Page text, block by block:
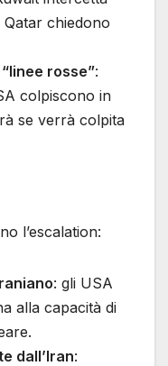
Qatar chiedono
rosse”:
colpiscono in
se verrà colpita
l’escalation:
: gli USA
alla capacità di
dall’Iran: